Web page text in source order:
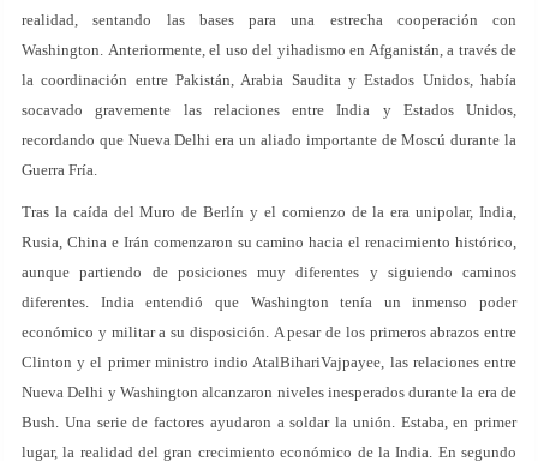
realidad, sentando las bases para una estrecha cooperación con
Washington. Anteriormente, el uso del yihadismo en Afganistán, a través de
la coordinación entre Pakistán, Arabia Saudita y Estados Unidos, había
socavado gravemente las relaciones entre India y Estados Unidos,
recordando que Nueva Delhi era un aliado importante de Moscú durante la
Guerra Fría.
Tras la caída del Muro de Berlín y el comienzo de la era unipolar, India,
Rusia, China e Irán comenzaron su camino hacia el renacimiento histórico,
aunque partiendo de posiciones muy diferentes y siguiendo caminos
diferentes. India entendió que Washington tenía un inmenso poder
económico y militar a su disposición. A pesar de los primeros abrazos entre
Clinton y el primer ministro indio AtalBihariVajpayee, las relaciones entre
Nueva Delhi y Washington alcanzaron niveles inesperados durante la era de
Bush. Una serie de factores ayudaron a soldar la unión. Estaba, en primer
lugar, la realidad del gran crecimiento económico de la India. En segundo